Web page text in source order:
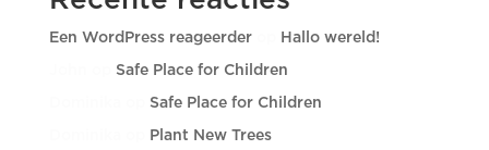
Een WordPress reageerderop Hallo wereld!
Safe Place for Children
Safe Place for Children
Plant New Trees